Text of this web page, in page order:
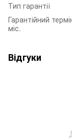
Тип гарантії
Гарантійний
міс.
Відгуки